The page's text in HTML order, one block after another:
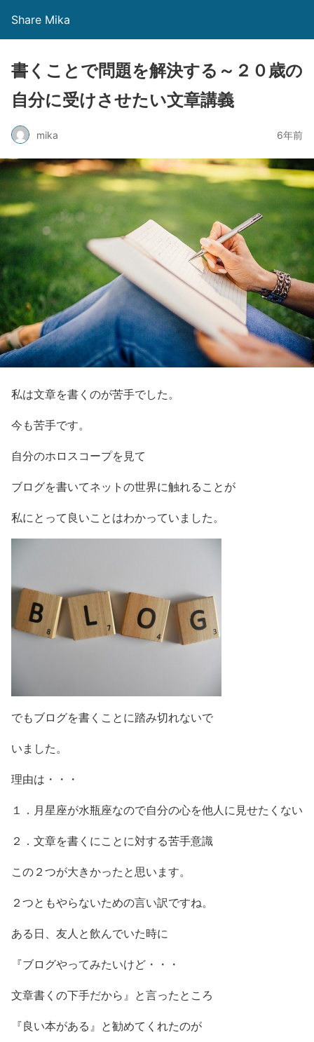
Share Mika
書くことで問題を解決する～２０歳の
自分に受けさせたい文章講義
mika 6年前
私は文章を書くのが苦手でした。
今も苦手です。
自分のホロスコープを見て
ブログを書いてネットの世界に触れることが
私にとって良いことはわかっていました。
でもブログを書くことに踏み切れないで
いました。
理由は・・・
１．月星座が水瓶座なので自分の心を他人に見せたくない
２．文章を書くにことに対する苦手意識
この２つが大きかったと思います。
２つともやらないための言い訳ですね。
ある日、友人と飲んでいた時に
『ブログやってみたいけど・・・
文章書くの下手だから』と言ったところ
『良い本がある』と勧めてくれたのが